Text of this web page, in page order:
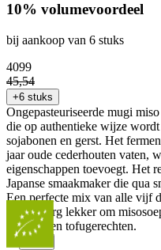
10% volumevoordeel
bij aankoop van 6 stuks
4099
45,54
+6 stuks
Ongepasteuriseerde mugi
die op authentieke wijze
sojabonen en gerst. Het
jaar oude cederhouten vaten,
eigenschappen toevoegt. Het
Japanse smaakmaker die qua
Een perfecte mix van alle vijf
smaak. Erg lekker om
groente- en tofugerechten.
...